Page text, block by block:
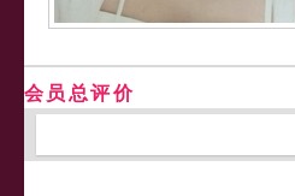
会员总评价